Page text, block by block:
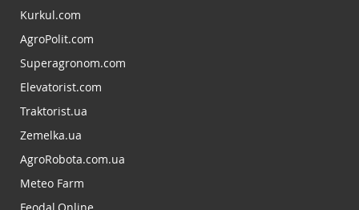
Kurkul.com
AgroPolit.com
Superagronom.com
Elevatorist.com
Traktorist.ua
Zemelka.ua
AgroRobota.com.ua
Meteo Farm